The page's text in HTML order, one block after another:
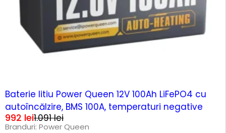
-9%
Baterie litiu Power Queen 12V 100Ah LiFePO4 cu
autoîncălzire, BMS 100A, temperaturi negative
1.091lei
992 lei
Branduri: Power Queen